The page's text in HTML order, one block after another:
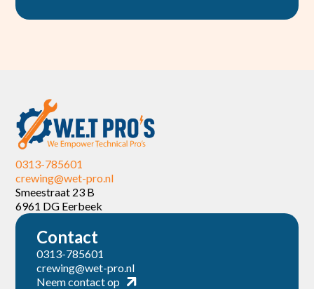
0313-785601
crewing@wet-pro.nl
Smeestraat 23 B
6961 DG Eerbeek
Contact
0313-785601
crewing@wet-pro.nl
Neem contact op